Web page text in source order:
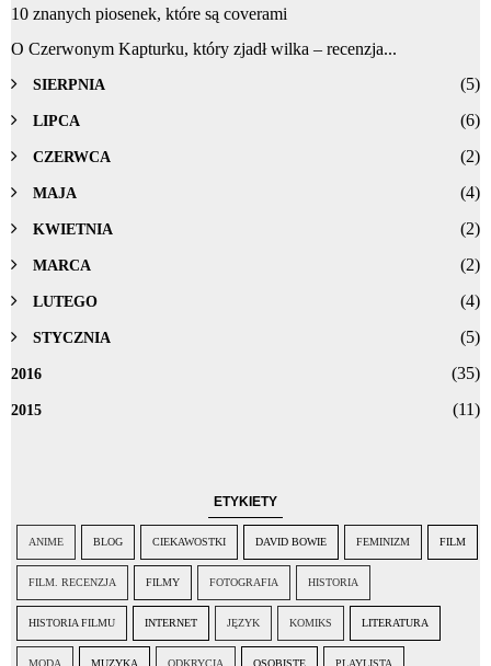
10 znanych piosenek, które są coverami
O Czerwonym Kapturku, który zjadł wilka – recenzja...
SIERPNIA (5)
LIPCA (6)
CZERWCA (2)
MAJA (4)
KWIETNIA (2)
MARCA (2)
LUTEGO (4)
STYCZNIA (5)
2016 (35)
2015 (11)
ETYKIETY
ANIME BLOG CIEKAWOSTKI DAVID BOWIE FEMINIZM FILM
FILM. RECENZJA FILMY FOTOGRAFIA HISTORIA
HISTORIA FILMU INTERNET JĘZYK KOMIKS LITERATURA
MODA MUZYKA ODKRYCIA OSOBISTE PLAYLISTA